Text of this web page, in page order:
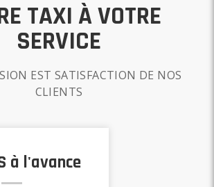
TAXI À VOTRE
SERVICE
EST SATISFACTION DE NOS
CLIENTS
à l'avance